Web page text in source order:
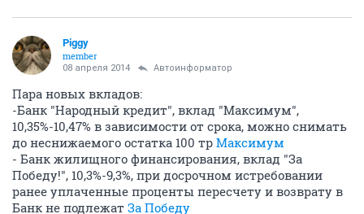
Piggy
member
08 апреля 2014 Автоинформатор
Пара новых вкладов:
-Банк "Народный кредит", вклад "Максимум",
10,35%-10,47% в зависимости от срока, можно снимать
до неснижаемого остатка 100 тр Максимум
- Банк жилищного финансирования, вклад "За
Победу!", 10,3%-9,3%, при досрочном истребовании
ранее уплаченные проценты пересчету и возврату в
Банк не подлежат За Победу